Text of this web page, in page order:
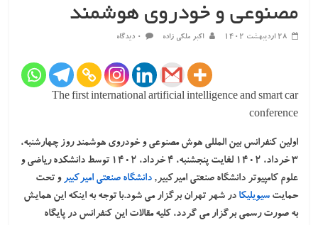
مصنوعی و خودروی هوشمند
۲۸ اردیبهشت ۱۴۰۲ اکبر ملکی زاده ۰ دیدگاه
The first international artificial intelligence and smart car
conference
اولین کنفرانس بین المللی هوش مصنوعی و خودروی هوشمندروز چهارشنبه،
۳ خرداد، ۱۴۰۲ لغایت پنجشنبه، ۴ خرداد، ۱۴۰۲ توسط دانشکده ریاضی و
علوم کامپیوتر دانشگاه صنعتی امیرکبیر,دانشگاه صنعتی امیرکبیر و تحت
حمایتسیویلیکا در شهر تهران برگزار می شود.با توجه به اینکه این همایش
به صورت رسمی برگزار می گردد، کلیه مقالات این کنفرانس در پایگاه